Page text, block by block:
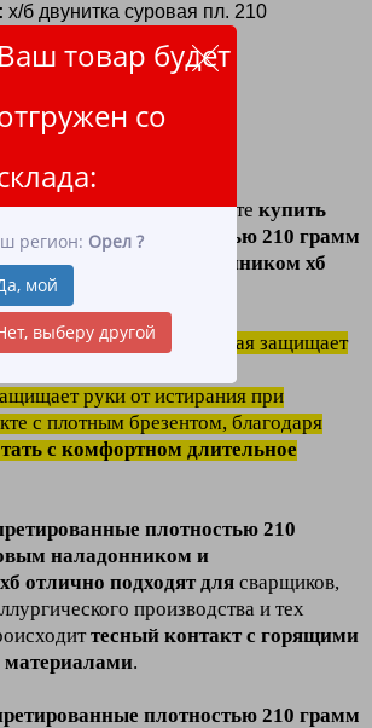
Ваш товар будет
со
регион: Орел ?
мой
выберу другой
х/б двунитка суровая пл. 210
(0)
пл.210
суровая пл.200 гр.
суровая пл. 210
ЛидерТекс, вы можете купить
плотностью 210 грамм
и подладонником хб
низким ценам.
пропитка ткани, которая защищает
руки от истирания при
с плотным брезентом, благодаря
с комфортном длительное
плотностью 210
наладонником и
отлично подходят для сварщиков,
производства и тех
тесный контакт с горящими
.
плотностью 210 грамм